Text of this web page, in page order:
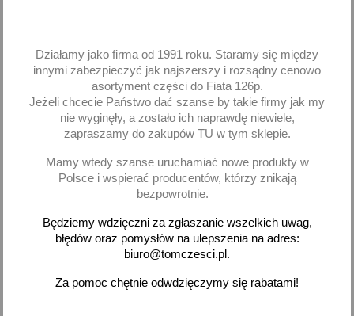
Dodaj
- +
Brak na stanie
favorite_border
Działamy jako firma od 1991 roku. Staramy się między
innymi zabezpieczyć jak najszerszy i rozsądny cenowo
asortyment części do Fiata 126p.
Jeżeli chcecie Państwo dać szanse by takie firmy jak my
nie wyginęły, a zostało ich naprawdę niewiele,
zapraszamy do zakupów TU w tym sklepie.
Mamy wtedy szanse uruchamiać nowe produkty w
Polsce i wspierać producentów, którzy znikają
bezpowrotnie.
Będziemy wdzięczni za zgłaszanie wszelkich uwag,
błędów oraz pomysłów na ulepszenia na adres:
biuro@tomczesci.pl.
Za pomoc chętnie odwdzięczymy się rabatami!